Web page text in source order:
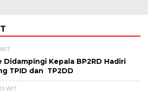
Kepala BP2RD Hadiri
TPID dan TP2DD
WIT